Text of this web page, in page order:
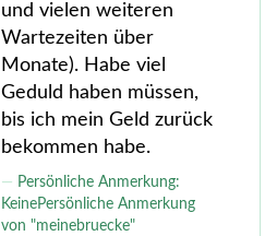
und vielen weiteren
Wartezeiten über
Monate). Habe viel
Geduld haben müssen,
bis ich mein Geld zurück
bekommen habe.
Persönliche Anmerkung:
KeinePersönliche Anmerkung
von "meinebruecke"